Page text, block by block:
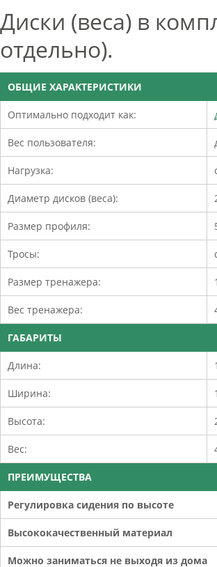
Диски (веса) в
отдельно).
ОБЩИЕ ХАРАКТЕРИСТИКИ
Оптимально подходит как:
Вес пользователя:
Нагрузка:
Диаметр дисков (веса):
Размер профиля:
Тросы:
Размер тренажера:
Вес тренажера:
ГАБАРИТЫ
Длина:
Ширина:
Высота:
Вес:
ПРЕИМУЩЕСТВА
Регулировка сидения по высоте
Высококачественный материал
Можно заниматься не выходя из дома